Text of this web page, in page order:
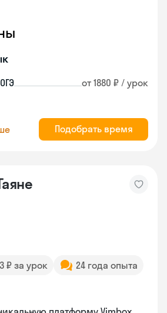
от 1880 ₽ / урок
Подобрать время
₽ за урок
24 года опыта